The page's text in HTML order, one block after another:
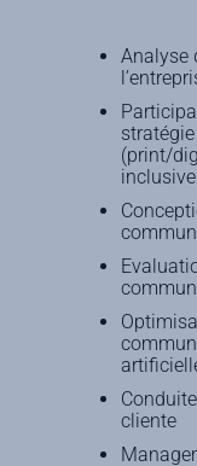
Analyse
(print/
inclusive
cliente